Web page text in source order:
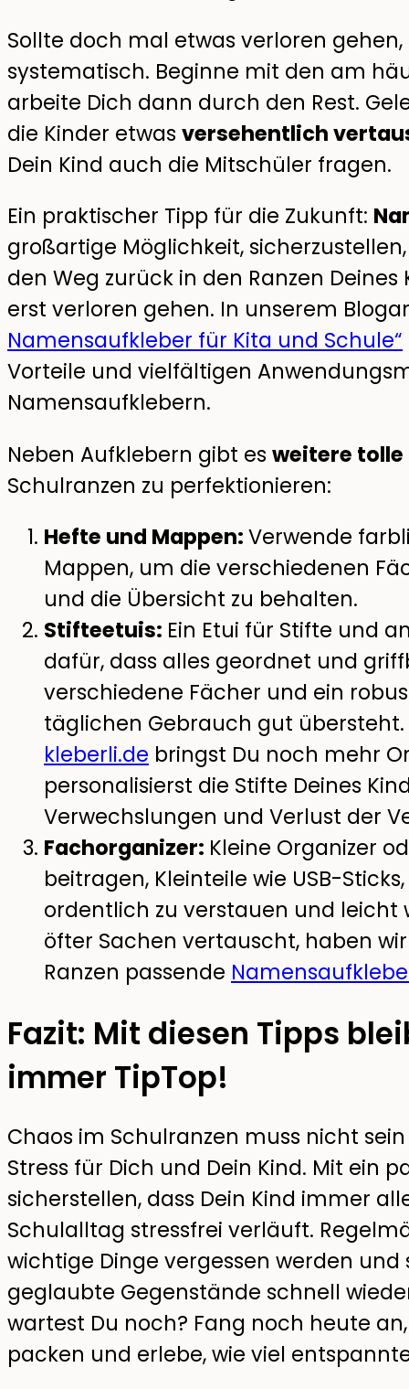
Sollte doch mal etwas verloren
systematisch. Beginne mit den am
arbeite Dich dann durch den Rest.
die Kinder etwas versehentlich
Dein Kind auch die Mitschüler fragen.
Ein praktischer Tipp für die Zukunft:
großartige Möglichkeit,
den Weg zurück in den Ranzen
erst verloren gehen. In unserem
Namensaufkleber für Kita und Schule“
Vorteile und vielfältigen
Namensaufklebern.
Neben Aufklebern gibt es weitere
Schulranzen zu perfektionieren:
Hefte und Mappen:Verwende
Mappen, um die verschiedenen
und die Übersicht zu behalten.
Stifteetuis: Ein Etui für Stifte und
dafür, dass alles geordnet und
verschiedene Fächer und ein
täglichen Gebrauch gut
kleberli.de bringst Du noch mehr
personalisierst die Stifte Deines
Verwechslungen und Verlust der
Fachorganizer: Kleine Organizer
beitragen, Kleinteile wie USB-
ordentlich zu verstauen und leicht
öfter Sachen vertauscht, haben
Ranzen passende
Fazit: Mit diesen Tipps
immer TipTop!
Chaos im Schulranzen muss nicht
Stress für Dich und Dein Kind. Mit ein
sicherstellen, dass Dein Kind immer
Schulalltag stressfrei verläuft.
wichtige Dinge vergessen werden
geglaubte Gegenstände schnell
wartest Du noch? Fang noch heute
packen und erlebe, wie viel